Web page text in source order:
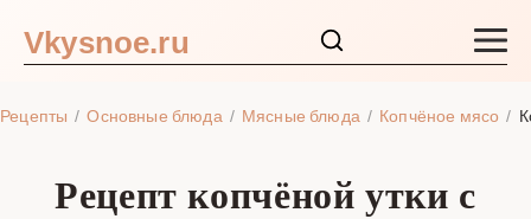
Vkysnoe.ru
Рецепты Основные блюда Мясные блюда Копчёное мясо
Рецепт копчёной утки с